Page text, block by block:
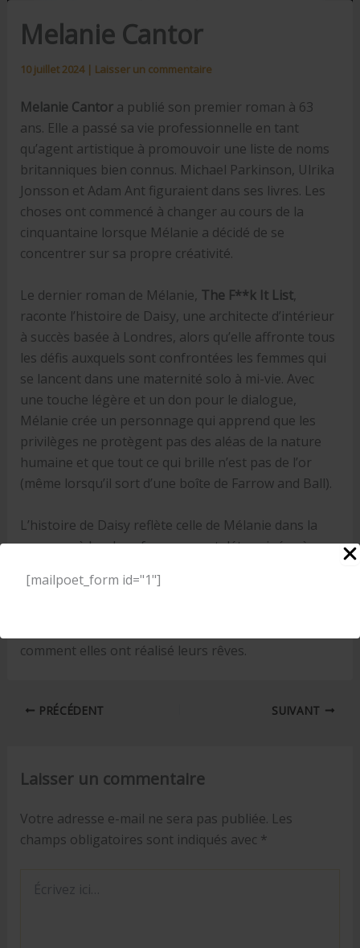
[mailpoet_form id="1"]
Melanie Cantor
10 juillet 2024 | Laisser un commentaire
Melanie Cantora publié son premier roman à 63
ans. Elle a passé sa vie professionnelle en tant
qu’agent artistique à promouvoir une liste de noms
britanniques bien connus. Michael Parkinson, Ulrika
Jonsson et Adam Ant figuraient dans ses livres. Les
choses ont commencé à changer au cours de la
cinquantaine lorsque Mélanie a décidé de se
concentrer sur sa propre créativité.
Le dernier roman de Mélanie, The F**k It List,
raconte l’histoire de Daisy, une architecte d’intérieur
à succès basée à Londres, alors qu’elle affronte tous
les défis auxquels sont confrontées les femmes qui
se lancent dans une maternité solo à mi-vie. Avec
une touche légère et un don pour le dialogue,
Mélanie crée un personnage qui apprend que les
privilèges ne protègent pas des aléas de la nature
humaine et que tout ce qui brille n’est pas de l’or
(même lorsqu’il sort d’une boîte de Farrow and Ball).
L’histoire de Daisy reflète celle de Mélanie dans la
mesure où les deux femmes sont déterminées à
déception et le rejet qu’elles rencontrent au cours de
comment elles ont réalisé leurs rêves.
PRÉCÉDENT SUIVANT
Laisser un commentaire
Votre adresse e-mail ne sera pas publiée. Les
champs obligatoires sont indiqués avec *
ici…